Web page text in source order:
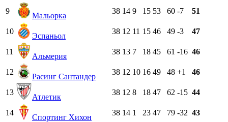
9
Мальорка
38 14 9 15 53 60 -7 51
10
Эспаньол
38 12 11 15 46 49 -3 47
11
Альмерия
38 13 7 18 45 61 -16 46
12
Расинг Сантандер
38 12 10 16 49 48 +1 46
13
Атлетик
38 12 8 18 47 62 -15 44
14
Спортинг Хихон
38 14 1 23 47 79 -32 43